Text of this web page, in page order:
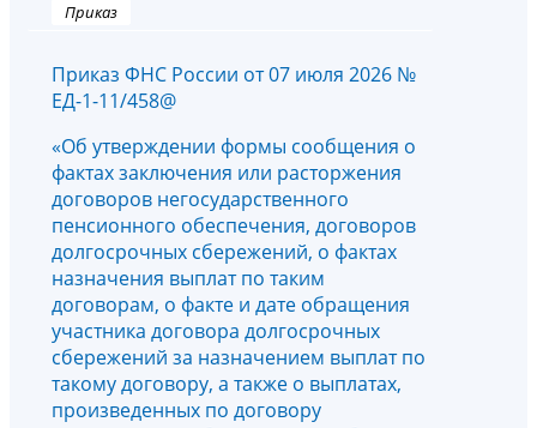
Приказ
Приказ ФНС России от 07 июля 2026 №
ЕД-1-11/458@
«Об утверждении формы сообщения о
фактах заключения или расторжения
договоров негосударственного
пенсионного обеспечения, договоров
долгосрочных сбережений, о фактах
назначения выплат по таким
договорам, о факте и дате обращения
участника договора долгосрочных
сбережений за назначением выплат по
такому договору, а также о выплатах,
произведенных по договору